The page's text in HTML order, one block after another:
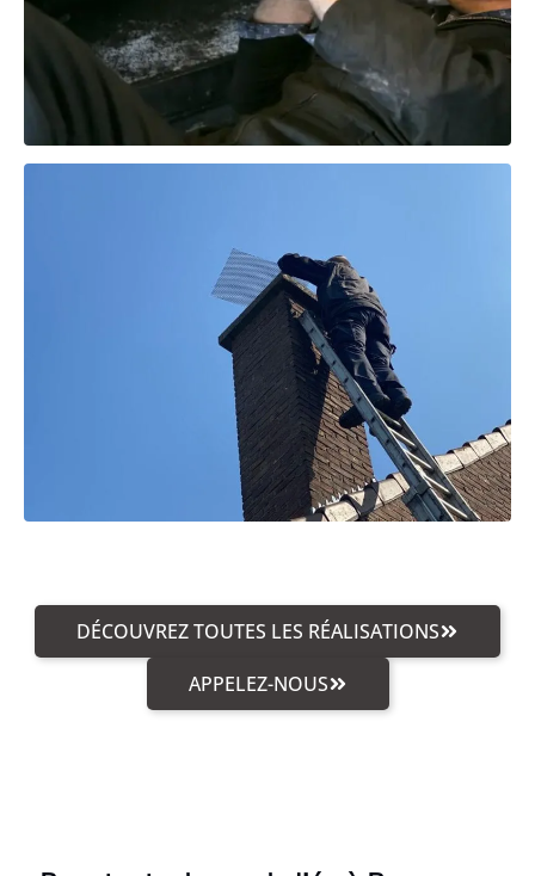
DÉCOUVREZ TOUTES LES RÉALISATIONS
APPELEZ-NOUS